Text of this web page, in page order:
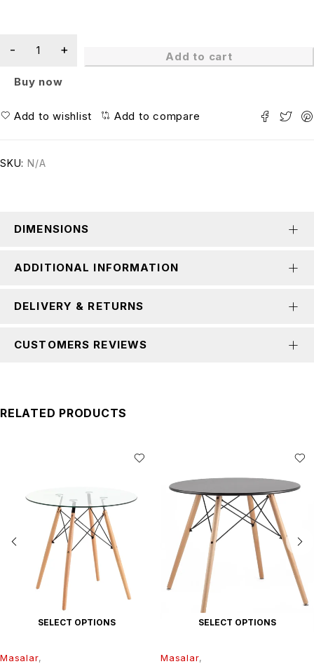
Add to cart
Buy now
Add to wishlist Add to compare
SKU: N/A
DIMENSIONS
ADDITIONAL INFORMATION
DELIVERY & RETURNS
CUSTOMERS REVIEWS
RELATED PRODUCTS
SELECT OPTIONS
Masalar,
SELECT OPTIONS
Masalar,